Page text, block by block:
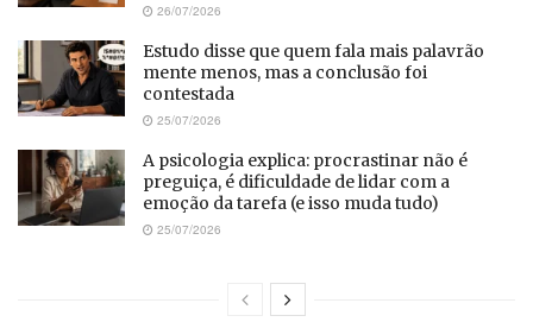
26/07/2026
Estudo disse que quem fala mais palavrão
mente menos, mas a conclusão foi
contestada
25/07/2026
A psicologia explica: procrastinar não é
preguiça, é dificuldade de lidar com a
emoção da tarefa (e isso muda tudo)
25/07/2026